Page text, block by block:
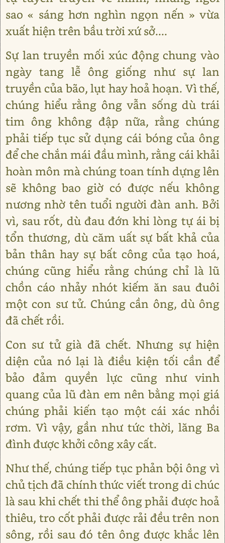
sao « sáng hơn nghìn ngọn nến » vừa
xuất hiện trên bầu trời xứ sở....
Sự lan truyền mối xúc động chung vào
ngày tang lễ ông giống như sự lan
truyền của bão, lụt hay hoả hoạn. Vì thế,
chúng hiểu rằng ông vẫn sống dù trái
tim ông không đập nữa, rằng chúng
phải tiếp tục sử dụng cái bóng của ông
để che chắn mái đầu mình, rằng cái khải
hoàn môn mà chúng toan tính dựng lên
sẽ không bao giờ có được nếu không
nương nhờ tên tuổi người đàn anh. Bởi
vì, sau rốt, dù đau đớn khi lòng tự ái bị
tổn thương, dù căm uất sự bất khả của
bản thân hay sự bất công của tạo hoá,
chúng cũng hiểu rằng chúng chỉ là lũ
chồn cáo nhảy nhót kiếm ăn sau đuôi
một con sư tử. Chúng cần ông, dù ông
đã chết rồi.
Con sư tử già đã chết. Nhưng sự hiện
diện của nó lại là điều kiện tối cần để
bảo đảm quyền lực cũng như vinh
quang của lũ đàn em nên bằng mọi giá
chúng phải kiến tạo một cái xác nhồi
rơm. Vì vậy, gần như tức thời, lăng Ba
đình được khởi công xây cất.
Như thế, chúng tiếp tục phản bội ông vì
chủ tịch đã chính thức viết trong di chúc
là sau khi chết thi thể ông phải được hoả
thiêu, tro cốt phải được rải đều trên non
sông, rồi sau đó tên ông được khắc lên